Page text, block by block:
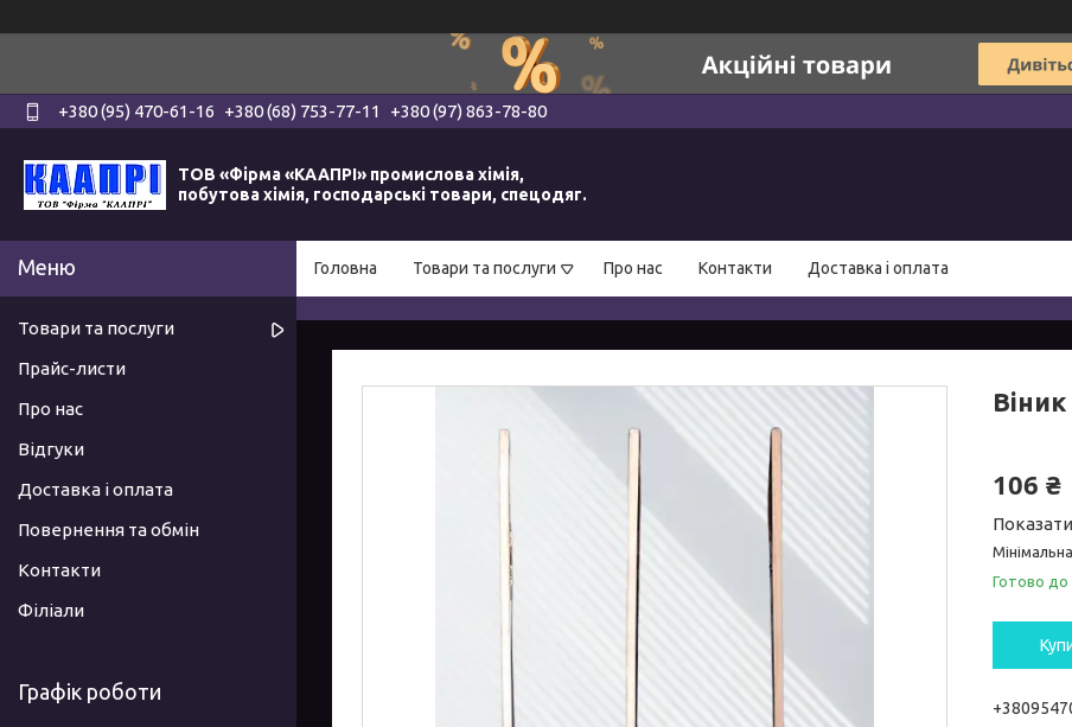
+380 (95) 470-61-16 +380 (68) 753-77-11 +380 (97) 863-78-80
ТОВ «Фірма «КААПРІ» промислова хімія,
побутова хімія, господарські товари, спецодяг.
Головна Товари та послуги Про нас Контакти Доставка і оплата
106 ₴
Готово до
Товари та послуги
Прайс-листи
Про нас
Відгуки
Доставка і оплата
Повернення та обмін
Контакти
Філіали
Графік роботи